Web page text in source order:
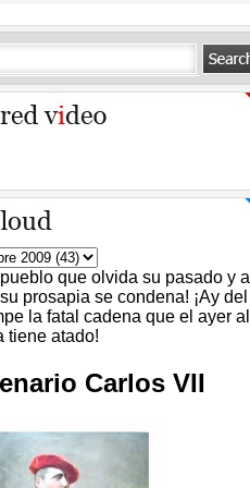
pueblo que olvida su pasado y a
prosapia se condena! ¡Ay del
la fatal cadena que el ayer al
tiene atado!
Carlos VII